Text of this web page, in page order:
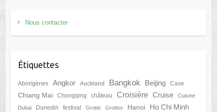
Nous contacter
Étiquettes
Aborigènes Angkor Auckland Bangkok Beijing Cave
Chiang Mai Chongqing château Croisière Cruise Cuisine
Dubai Dunedin festival Grotte Grottes Hanoi
Ho Chi Minh